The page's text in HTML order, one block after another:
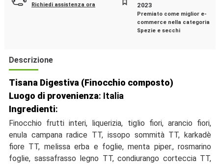
Richiedi assistenza ora
2023
Premiato come miglior e-
commerce nella categoria
Spezie e secchi
Descrizione
Tisana Digestiva (Finocchio composto)
Luogo di provenienza: Italia
Ingredienti:
Finocchio frutti interi, liquerizia, tiglio fiori, arancio fiori,
enula campana radice TT, issopo sommità TT, karkadè
fiore TT, melissa erba e foglie, menta piper., rosmarino
foglie, sassafrasso legno TT, condiurango corteccia TT,